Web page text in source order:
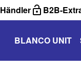
Händler B2B-
BLANCO UNIT